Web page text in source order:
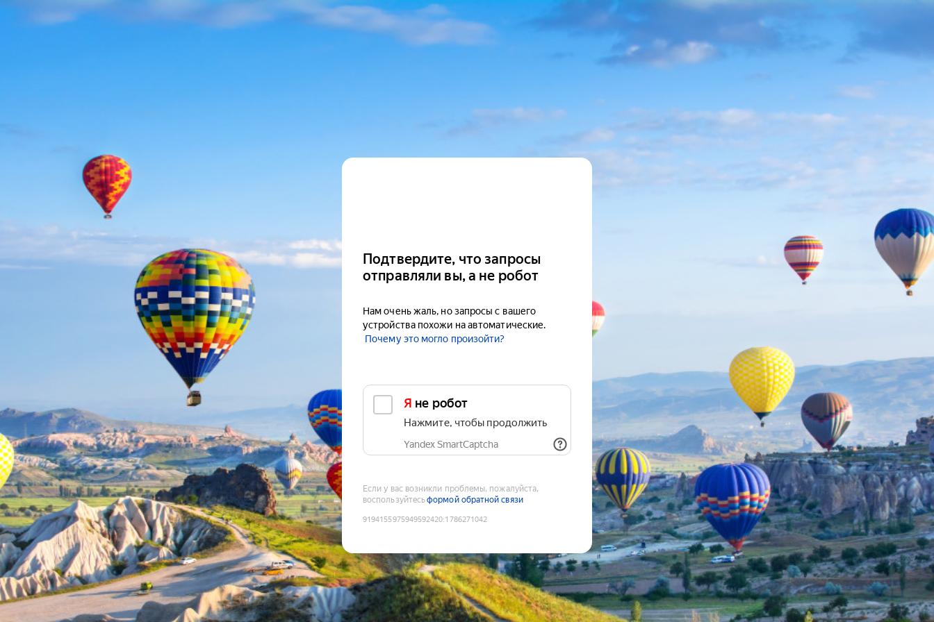
Подтвердите, что запросы
отправляли вы, а не робот
Нам очень жаль, но запросы с вашего
устройства похожи на автоматические.
Почему это могло произойти?
Я не робот
Нажмите, чтобы продолжить
Yandex SmartCaptcha
Если у вас возникли проблемы, пожалуйста,
воспользуйтесьформой обратной связи
9194155975949592420:1786271042